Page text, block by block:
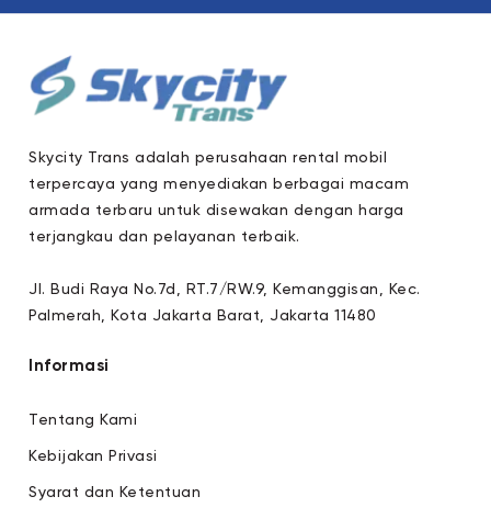
Skycity Trans adalah perusahaan rental mobil
terpercaya yang menyediakan berbagai macam
armada terbaru untuk disewakan dengan harga
terjangkau dan pelayanan terbaik.
Jl. Budi Raya No.7d, RT.7/RW.9, Kemanggisan, Kec.
Palmerah, Kota Jakarta Barat, Jakarta 11480
Informasi
Tentang Kami
Kebijakan Privasi
Syarat dan Ketentuan